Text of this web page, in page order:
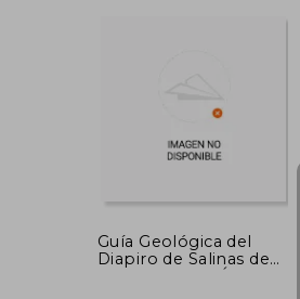
Guía Geológica del
Diapiro de Salinas de
Añana: (Araba-Álava.